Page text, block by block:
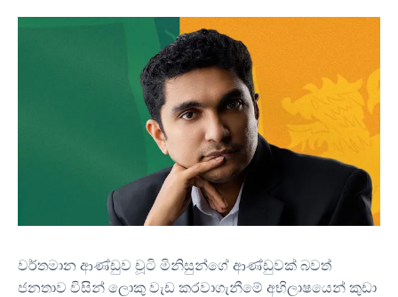
වර්තමාන ආණ්ඩුව චූටි මිනිසුන්ගේ ආණ්ඩුවක් බවත්
ජනතාව විසින් ලොකු වැඩ කරවාගැනීමේ අභිලාෂයෙන් කුඩා